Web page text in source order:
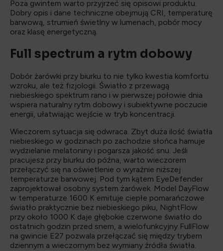
Poza gwintem warto przyjrzeć się opisowi produktu.
Dobry opis i dane techniczne obejmują CRI, temperaturę
barwową, strumień świetlny w lumenach, pobór mocy
oraz klasę energetyczną.
Full spectrum a rytm dobowy
Dobór żarówki przy biurku to nie tylko kwestia komfortu
wzroku, ale też fizjologii. Światło z przewagą
niebieskiego spektrum rano i w pierwszej połowie dnia
wspiera naturalny rytm dobowy i subiektywne poczucie
energii, ułatwiając wejście w tryb koncentracji.
Wieczorem sytuacja się odwraca. Zbyt duża ilość światła
niebieskiego w godzinach po zachodzie słońca hamuje
wydzielanie melatoniny i pogarsza jakość snu. Jeśli
pracujesz przy biurku do późna, warto wieczorem
przełączyć się na oświetlenie o wyraźnie niższej
temperaturze barwowej. Pod tym kątem EyeDefender
zaprojektował osobny system żarówek. Model DayFlow
w temperaturze 1600 K emituje ciepłe pomarańczowe
światło praktycznie bez niebieskiego piku, NightFlow
przy około 1000 K daje głębokie czerwone światło do
ostatnich godzin przed snem, a wielofunkcyjny FullFlow
na gwincie E27 pozwala przełączać się między trybem
dziennym a wieczornym bez wymiany źródła światła.